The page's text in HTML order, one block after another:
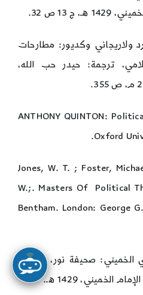
ج 13 ص 32.
وكديور: مطارحات
ترجمة: حيدر حب الله،
ANTHONY QUINTON:
Oxford
Jones, W. T. ; Foster,
W.;. Masters Of Political
Bentham. London: George
الخميني: صحيفة نور، طهران:
1429 هـ.